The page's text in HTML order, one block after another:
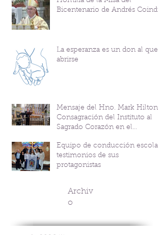
Bicentenario de Andrés Coindre
La esperanza es un don al que
abrirse
Mensaje del Hno. Mark Hilton y
Consagración del Instituto al
Sagrado Corazón en el
Coindre
Equipo de conducción escolar:
testimonios de sus
protagonistas
Archiv
o